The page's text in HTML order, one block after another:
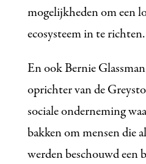
mogelijkheden om een
ecosysteem in te richten.
En ook Bernie
oprichter van de
sociale onderneming
bakken om mensen die
werden beschouwd een